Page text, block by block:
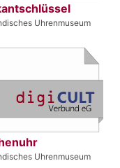
Uhrenmuseum
Uhrenmuseum